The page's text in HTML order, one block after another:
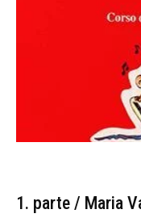
1. parte / Maria